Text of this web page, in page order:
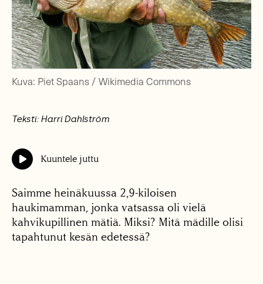
Kuva: Piet Spaans / Wikimedia Commons
Teksti: Harri Dahlström
Kuuntele juttu
Saimme heinäkuussa 2,9-kiloisen
haukimamman, jonka vatsassa oli vielä
kahvikupillinen mätiä. Miksi? Mitä mädille olisi
tapahtunut kesän edetessä?